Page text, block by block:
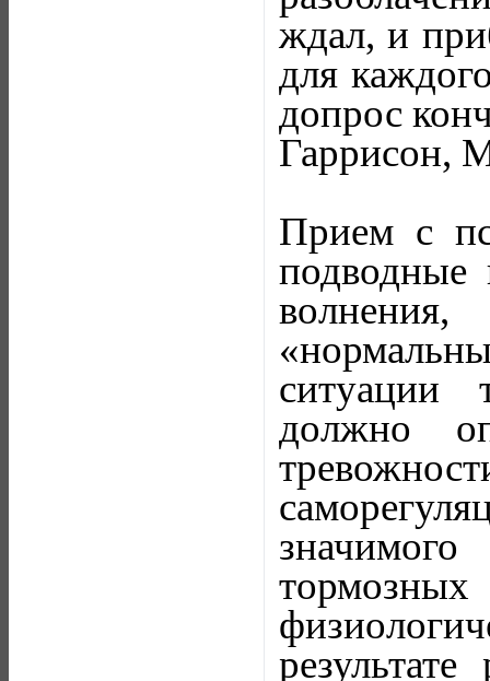
ждал, и
для
допрос
Гаррисон,
Прием с
подводные
ситуации
должно